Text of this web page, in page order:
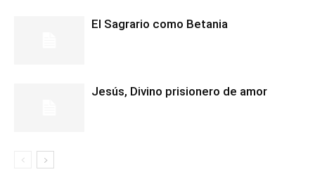
El Sagrario como Betania
Jesús, Divino prisionero de amor